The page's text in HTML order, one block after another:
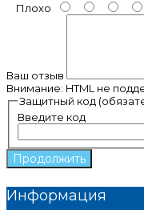
Плохо
Ваш отзыв
Внимание: HTML не
Защитный код
Введите код
Продолжить
Информация